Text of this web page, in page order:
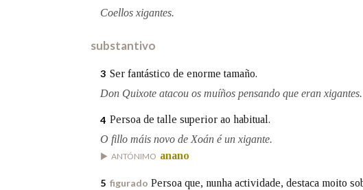
OUTRAS OPCIÓNS DE BUSCA
Marcas gramaticais
Coellos xigantes.
substantivo
3 Ser fantástico de enorme tamaño.
Don Quixote atacou os muíños pensando que eran xigantes.
4 Persoa de talle superior ao habitual.
O fillo máis novo de Xoán é un xigante.
ANTÓNIMO anano
5 figurado Persoa que, nunha actividade, destaca moito